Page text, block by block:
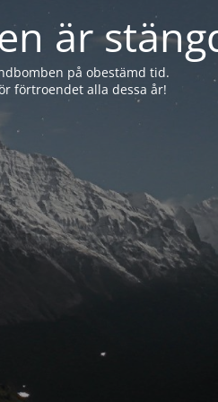
är
på obestämd tid.
förtroendet alla dessa år!